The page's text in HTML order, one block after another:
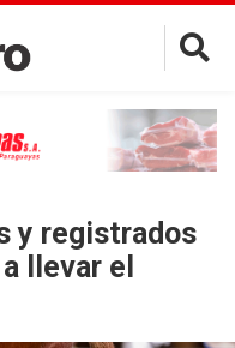
×
y registrados
llevar el